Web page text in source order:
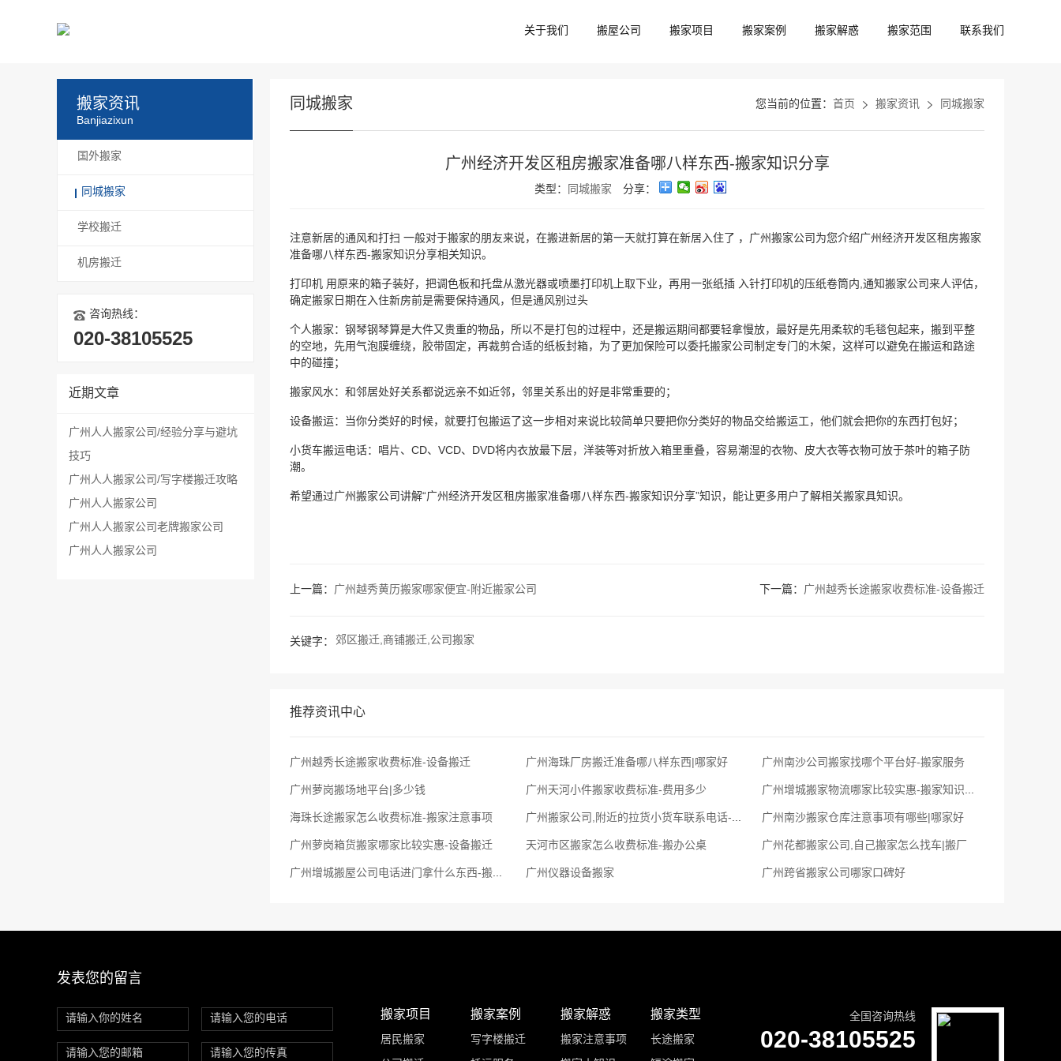
关于我们 搬屋公司 搬家项目 搬家案例 搬家解惑 搬家范围 联系我们
搬家资讯
Banjiazixun
国外搬家
同城搬家
学校搬迁
机房搬迁
咨询热线：
020-38105525
近期文章
广州人人搬家公司/经验分享与避坑
技巧
广州人人搬家公司/写字楼搬迁攻略
广州人人搬家公司
广州人人搬家公司老牌搬家公司
​广州人人搬家公司
同城搬家 您当前的位置： 首页 搬家资讯 同城搬家
广州经济开发区租房搬家准备哪八样东西-搬家知识分享
类型： 同城搬家 分享：
注意新居的通风和打扫 一般对于搬家的朋友来说，在搬进新居的第一天就打算在新居入住了 ，广州搬家公司为您介绍广州经济开发区租房搬家
准备哪八样东西-搬家知识分享相关知识。
打印机 用原来的箱子装好，把调色板和托盘从激光器或喷墨打印机上取下业，再用一张纸插 入针打印机的压纸卷筒内,通知搬家公司来人评估，
确定搬家日期在入住新房前是需要保持通风，但是通风别过头
个人搬家：钢琴钢琴算是大件又贵重的物品，所以不是打包的过程中，还是搬运期间都要轻拿慢放，最好是先用柔软的毛毯包起来，搬到平整
的空地，先用气泡膜缠绕，胶带固定，再裁剪合适的纸板封箱，为了更加保险可以委托搬家公司制定专门的木架，这样可以避免在搬运和路途
中的碰撞；
搬家风水：和邻居处好关系都说远亲不如近邻，邻里关系出的好是非常重要的；
设备搬运：当你分类好的时候，就要打包搬运了这一步相对来说比较简单只要把你分类好的物品交给搬运工，他们就会把你的东西打包好；
小货车搬运电话：唱片、CD、VCD、DVD将内衣放最下层，洋装等对折放入箱里重叠，容易潮湿的衣物、皮大衣等衣物可放于茶叶的箱子防
潮。
希望通过广州搬家公司讲解“广州经济开发区租房搬家准备哪八样东西-搬家知识分享”知识，能让更多用户了解相关搬家具知识。
上一篇： 广州越秀黄历搬家哪家便宜-附近搬家公司 下一篇： 广州越秀长途搬家收费标准-设备搬迁
关键字： 郊区搬迁,商铺搬迁,公司搬家
推荐资讯中心
广州越秀长途搬家收费标准-设备搬迁 广州海珠厂房搬迁准备哪八样东西|哪家好 广州南沙公司搬家找哪个平台好-搬家服务
广州萝岗搬场地平台|多少钱 广州天河小件搬家收费标准-费用多少 广州增城搬家物流哪家比较实惠-搬家知识分享
海珠长途搬家怎么收费标准-搬家注意事项 广州搬家公司,附近的拉货小货车联系电话-长短途搬家公司电话 广州南沙搬家仓库注意事项有哪些|哪家好
广州萝岗箱货搬家哪家比较实惠-设备搬迁 天河市区搬家怎么收费标准-搬办公桌 广州花都搬家公司,自己搬家怎么找车|搬厂
广州增城搬屋公司电话进门拿什么东西-搬办公桌 广州仪器设备搬家 广州跨省搬家公司哪家口碑好
发表您的留言
搬家项目
居民搬家
搬家案例
写字楼搬迁
搬家解惑
搬家注意事项
搬家类型
长途搬家
全国咨询热线
020-38105525